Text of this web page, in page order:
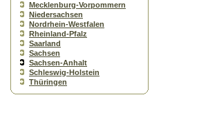
Mecklenburg-Vorpommern
Niedersachsen
Nordrhein-Westfalen
Rheinland-Pfalz
Saarland
Sachsen
Sachsen-Anhalt
Schleswig-Holstein
Thüringen